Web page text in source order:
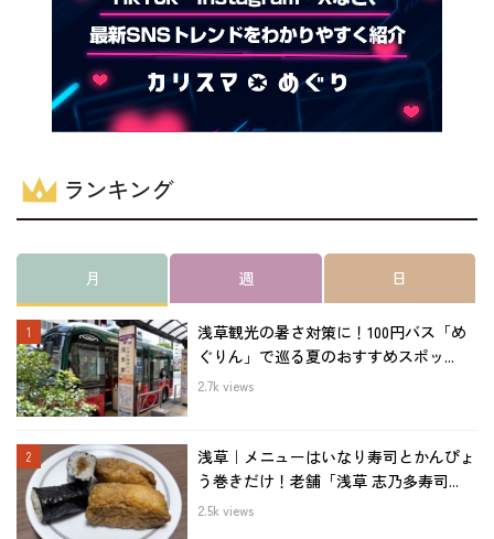
ランキング
月 週 日
浅草観光の暑さ対策に！100円バス「め
ぐりん」で巡る夏のおすすめスポッ...
2.7k views
浅草｜メニューはいなり寿司とかんぴょ
う巻きだけ！老舗「浅草 志乃多寿司...
2.5k views